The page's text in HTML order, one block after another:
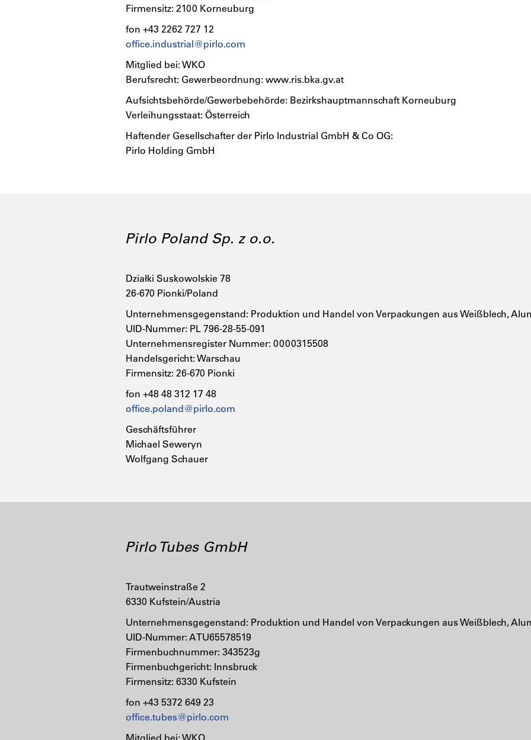
Firmensitz: 2100 Korneuburg
fon +43 2262 727 12
office.industrial@pirlo.com
Mitglied bei: WKO
Berufsrecht: Gewerbeordnung: www.ris.bka.gv.at
Aufsichtsbehörde/Gewerbebehörde: Bezirkshauptmannschaft Korneuburg
Verleihungsstaat: Österreich
Haftender Gesellschafter der Pirlo Industrial GmbH & Co OG:
Pirlo Holding GmbH
Pirlo Poland Sp. z o.o.
Działki Suskowolskie 78
26-670 Pionki/Poland
Unternehmensgegenstand: Produktion und Handel von Verpackungen aus Weißblech,
UID-Nummer: PL 796-28-55-091
Unternehmensregister Nummer: 0000315508
Handelsgericht: Warschau
Firmensitz: 26-670 Pionki
fon +48 48 312 17 48
office.poland@pirlo.com
Geschäftsführer
Michael Seweryn
Wolfgang Schauer
Pirlo Tubes GmbH
Trautweinstraße 2
6330 Kufstein/Austria
Unternehmensgegenstand: Produktion und Handel von Verpackungen aus Weißblech,
UID-Nummer: ATU65578519
Firmenbuchnummer: 343523g
Firmenbuchgericht: Innsbruck
Firmensitz: 6330 Kufstein
fon +43 5372 649 23
office.tubes@pirlo.com
Mitglied bei: WKO